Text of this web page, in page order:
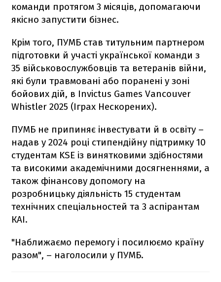
команди протягом 3 місяців, допомагаючи
якісно запустити бізнес.
Крім того, ПУМБ став титульним партнером
підготовки й участі української команди з
35 військовослужбовців та ветеранів війни,
які були травмовані або поранені у зоні
бойових дій, в Invictus Games Vancouver
Whistler 2025 (Іграх Нескорених).
ПУМБ не припиняє інвестувати й в освіту –
надав у 2024 році стипендійну підтримку 10
студентам KSE із винятковими здібностями
та високими академічними досягненнями, а
також фінансову допомогу на
розробницьку діяльність 15 студентам
технічних спеціальностей та 3 аспірантам
КАІ.
"Наближаємо перемогу і посилюємо країну
разом", – наголосили у ПУМБ.